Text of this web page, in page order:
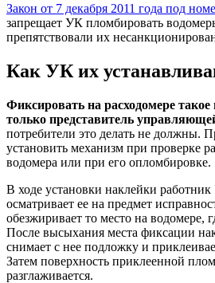
Закон от 7 декабря 2011 года под
запрещает УК пломбировать
препятствовали их
Как УК их
Фиксировать на расходомере такое
только представитель
потребители это делать не должны.
установить механизм при проверке
водомера или при его опломбировке.
В ходе установки наклейки
осматривает ее на предмет
обезжиривает то место на водомере,
После высыхания места фиксации
снимает с нее подложку и
Затем поверхность приклеенной
разглаживается.